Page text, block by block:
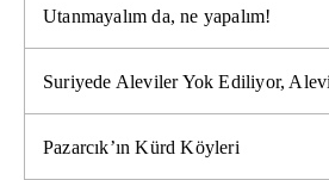
Utanmayalım da, ne yapalım!
Suriyede Aleviler Yok Ediliyor,
Pazarcık’ın Kürd Köyleri